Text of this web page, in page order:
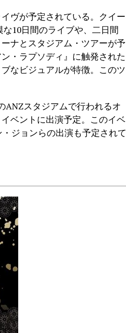
ヴが予定されている。クイー
10日間のライブや、二日間
ナとスタジアム・ツアーが予
・ラプソディ』に触発された
なビジュアルが特徴。このツ
ANZスタジアムで行われるオ
ベントに出演予定。このイベ
ジョンらの出演も予定されて